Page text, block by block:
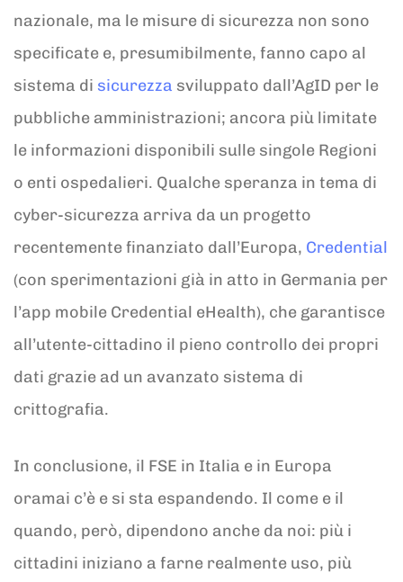
nazionale, ma le misure di sicurezza non sono
specificate e, presumibilmente, fanno capo al
sistema di sicurezza sviluppato dall’AgID per le
pubbliche amministrazioni; ancora più limitate
le informazioni disponibili sulle singole Regioni
o enti ospedalieri. Qualche speranza in tema di
cyber-sicurezza arriva da un progetto
recentemente finanziato dall’Europa, Credential
(con sperimentazioni già in atto in Germania per
l’app mobile Credential eHealth), che garantisce
all’utente-cittadino il pieno controllo dei propri
dati grazie ad un avanzato sistema di
crittografia.
In conclusione, il FSE in Italia e in Europa
oramai c’è e si sta espandendo. Il come e il
quando, però, dipendono anche da noi: più i
cittadini iniziano a farne realmente uso, più